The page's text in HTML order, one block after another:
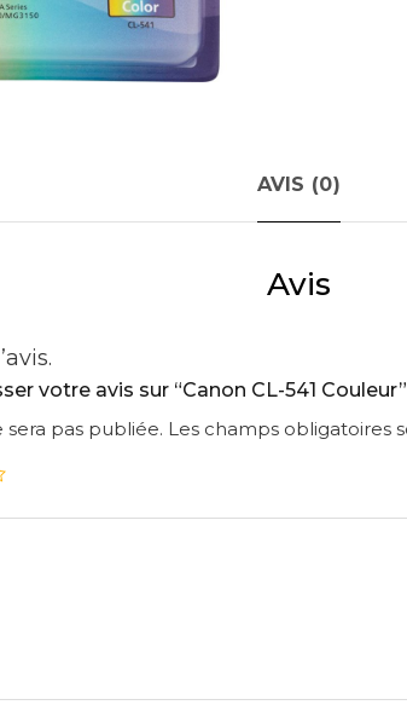
AVIS (0)
Avis
votre avis sur “Canon CL-541 Couleur”
sera pas publiée. Les champs obligatoires